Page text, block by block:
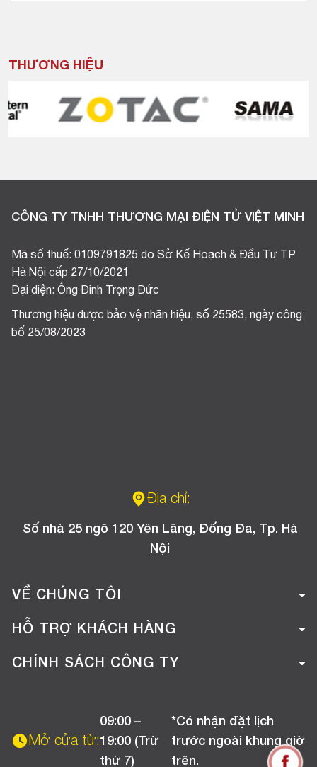
THƯƠNG HIỆU
CÔNG TY TNHH THƯƠNG MẠI ĐIỆN TỬ VIỆT MINH
Mã số thuế: 0109791825 do Sở Kế Hoạch & Đầu Tư TP
Hà Nội cấp 27/10/2021
Đại diện: Ông Đinh Trọng Đức
Thương hiệu được bảo vệ nhãn hiệu, số 25583, ngày công
bố 25/08/2023
Địa chỉ:
Số nhà 25 ngõ 120 Yên Lãng, Đống Đa, Tp. Hà
Nội
VỀ CHÚNG TÔI
Giới thiệu công ty
Tuyển dụng
HỖ TRỢ KHÁCH HÀNG
Hướng dẫn mua hàng online
Chương trình khuyến mãi
CHÍNH SÁCH CÔNG TY
Chính sách bảo hành
Mở cửa từ:
09:00 –
19:00 (Trừ
thứ 7)
*Có nhận đặt lịch
trước ngoài khung giờ
trên.